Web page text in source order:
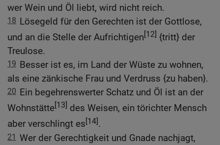
wer Wein und Öl liebt, wird nicht reich.
18 Lösegeld für den Gerechten ist der Gottlose,
und an die Stelle der Aufrichtigen[12] {tritt} der
Treulose.
19 Besser ist es, im Land der Wüste zu wohnen,
als eine zänkische Frau und Verdruss {zu haben}.
20 Ein begehrenswerter Schatz und Öl ist an der
Wohnstätte[13] des Weisen, ein törichter Mensch
aber verschlingt es[14].
21 Wer der Gerechtigkeit und Gnade nachjagt,